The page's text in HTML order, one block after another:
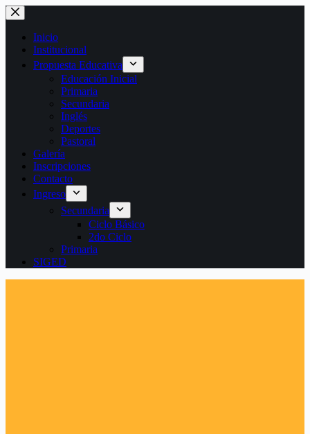
Saltar
al
contenido
Inicio
Institucional
Propuesta Educativa
Educación Inicial
Primaria
Secundaria
Inglés
Deportes
Pastoral
Galería
Inscripciones
Contacto
Ingreso
Secundaria
Ciclo Básico
2do Ciclo
Primaria
SIGED